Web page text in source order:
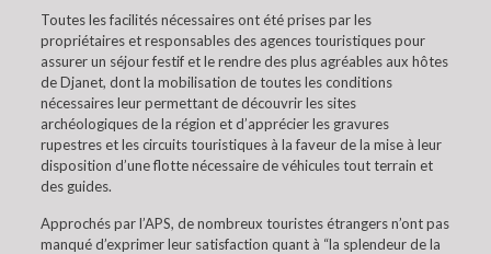
Toutes les facilités nécessaires ont été prises par les
propriétaires et responsables des agences touristiques pour
assurer un séjour festif et le rendre des plus agréables aux hôtes
de Djanet, dont la mobilisation de toutes les conditions
nécessaires leur permettant de découvrir les sites
archéologiques de la région et d’apprécier les gravures
rupestres et les circuits touristiques à la faveur de la mise à leur
disposition d’une flotte nécessaire de véhicules tout terrain et
des guides.
Approchés par l’APS, de nombreux touristes étrangers n’ont pas
manqué d’exprimer leur satisfaction quant à “la splendeur de la